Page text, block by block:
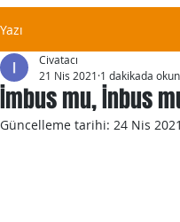
Yazı
İmbus mu, İnbus
Civatacı
21 Nis 2021 1 dakikada
Güncelleme tarihi: 24 Nis 2021